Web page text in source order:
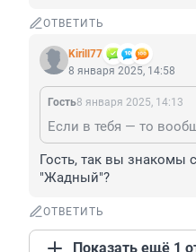
ОТВЕТИТЬ
Kirill77
8 января 2025, 14:58
Гость8 января 2025, 14:13
Если в тебя — то
Гость, так вы знакомы
"Жадный"?
ОТВЕТИТЬ
Показать ещё 1